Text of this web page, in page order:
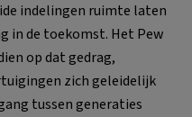
indelingen ruimte laten
in de toekomst. Het Pew
op dat gedrag,
zich geleidelijk
tussen generaties